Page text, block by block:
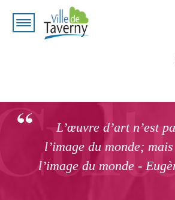
contenu
L’œuvre d’art n’est
l’image du monde;
l’image du monde -
Paramétrer les cookies